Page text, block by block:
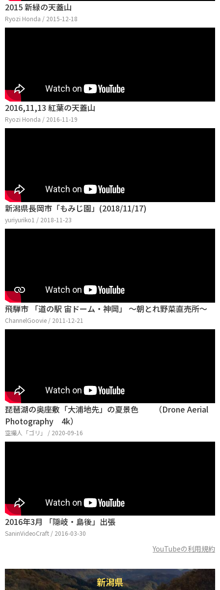
2015 新緑の天蓋山
Ryozi Honda / 2015-12-18
2016,11,13 紅葉の天蓋山
Ryozi Honda / 2016-11-19
新潟県長岡市「もみじ園」(2018/11/17)
yuriyuriko1 / 2018-11-23
飛騨市 「道の駅 宙ドーム・神岡」 ～朝とれ野菜直売所～
ChannelGoovie / 2011-12-21
琵琶湖の奥座敷「大浦地先」の夏景色 （Drone Aerial
Photography 4k）
空撮人「ゴリ」 / 2020-09-16
2016年3月 「隠岐・島後」出張
SaninVideoCraft / 2016-03-30
YouTubeの利用規約
新潟県